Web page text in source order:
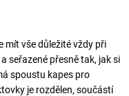
mít vše důležité vždy při
seřazené přesně tak, jak si
spoustu kapes pro
je rozdělen, součástí